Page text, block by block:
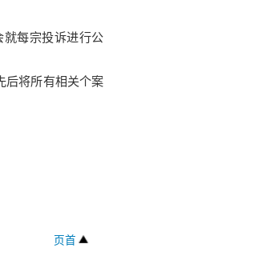
每宗投诉进行公
后将所有相关个案
页首